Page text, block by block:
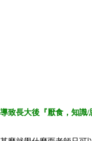
致長大後『厭食，知